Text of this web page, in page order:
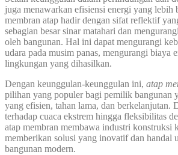
juga menawarkan efisiensi energi yang lebih
membran atap hadir dengan sifat reflektif
sebagian besar sinar matahari dan
oleh bangunan. Hal ini dapat mengurangi
udara pada musim panas, mengurangi biaya
lingkungan yang dihasilkan.
Dengan keunggulan-keunggulan ini, atap
pilihan yang populer bagi pemilik bangunan
yang efisien, tahan lama, dan berkelanjutan.
terhadap cuaca ekstrem hingga fleksibilitas
atap membran membawa industri konstruksi
memberikan solusi yang inovatif dan handal
bangunan modern.